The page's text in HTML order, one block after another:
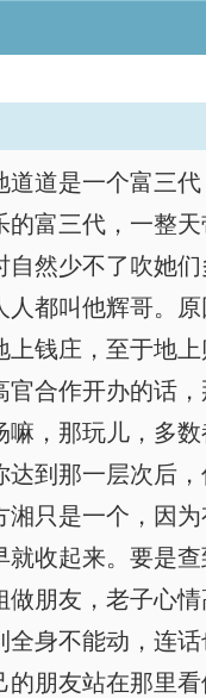
道是一个富三
富三代，一整
然少不了吹她
都叫他辉哥。
钱庄，至于地
合作开办的话
，那玩儿，多
到那一层次后
只是一个，因
收起来。要是
朋友，老子心
身不能动，连
朋友站在那里